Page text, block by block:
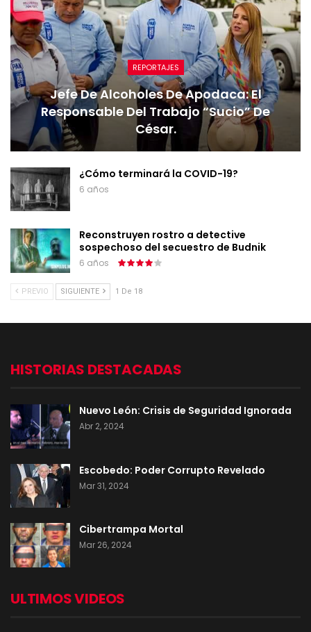
REPORTAJES
Jefe De Alcoholes De Apodaca: El
Responsable Del Trabajo “sucio” De
César.
¿Cómo terminará la COVID-19?
6 años
Reconstruyen rostro a detective
sospechoso del secuestro de Budnik
6 años
PREVIO SIGUIENTE 1 De 18
HISTORIAS DESTACADAS
Nuevo León: Crisis de Seguridad Ignorada
Abr 2, 2024
Escobedo: Poder Corrupto Revelado
Mar 31, 2024
Cibertrampa Mortal
Mar 26, 2024
ULTIMOS VIDEOS